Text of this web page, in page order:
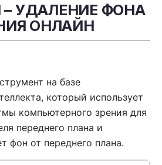
– УДАЛЕНИЕ ФОНА
ОНЛАЙН
на базе
который использует
компьютерного зрения для
переднего плана и
фон от переднего плана.